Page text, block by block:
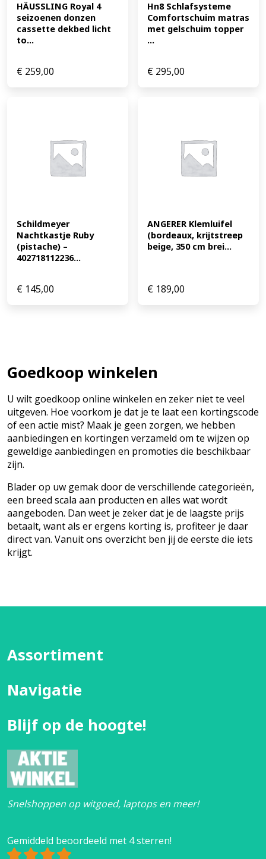
HÄUSSLING Royal 4
seizoenen donzen
cassette dekbed licht
to...
€ 259,00
Hn8 Schlafsysteme
Comfortschuim matras
met gelschuim topper
...
€ 295,00
Schildmeyer
Nachtkastje Ruby
(pistache) –
402718112236...
€ 145,00
ANGERER Klemluifel
(bordeaux, krijtstreep
beige, 350 cm brei...
€ 189,00
Goedkoop winkelen
U wilt goedkoop online winkelen en zeker niet te veel
uitgeven. Hoe voorkom je dat je te laat een kortingscode
of een actie mist? Maak je geen zorgen, we hebben
aanbiedingen en kortingen verzameld om te wijzen op
geweldige aanbiedingen en promoties die beschikbaar
zijn.
Blader op uw gemak door de verschillende categorieën,
een breed scala aan producten en alles wat wordt
aangeboden. Dan weet je zeker dat je de laagste prijs
betaalt, want als er ergens korting is, profiteer je daar
direct van. Vanuit ons overzicht ben jij de eerste die iets
krijgt.
Assortiment
Navigatie
Blijf op de hoogte!
Snelshoppen op witgoed, laptops en meer!
Gemiddeld beoordeeld met 4 sterren!